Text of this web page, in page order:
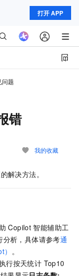
打开 APP
问题
错
我的收藏
解决方法。
Copilot 智能辅助工
分析，具体请参考通
。
行按天统计 Top10